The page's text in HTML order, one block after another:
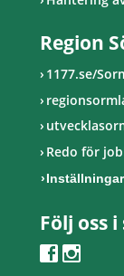
Region
1177.se/
Redo för
Följ oss